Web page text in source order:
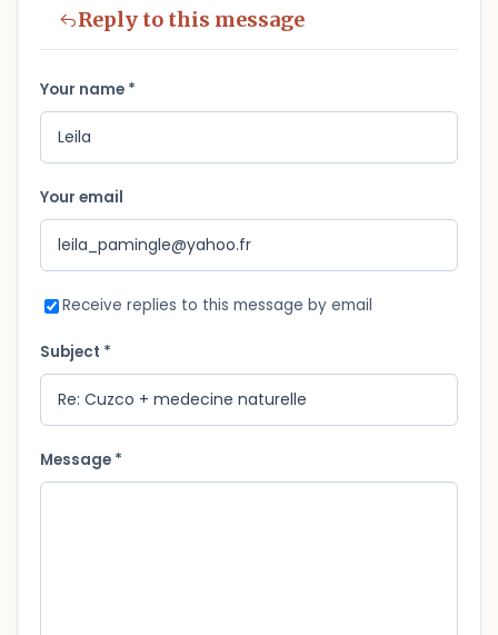
Reply to this message
Your name *
Your email
Receive replies to this message by email
Subject *
Message *